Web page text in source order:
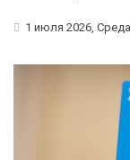
1 июля 2026,